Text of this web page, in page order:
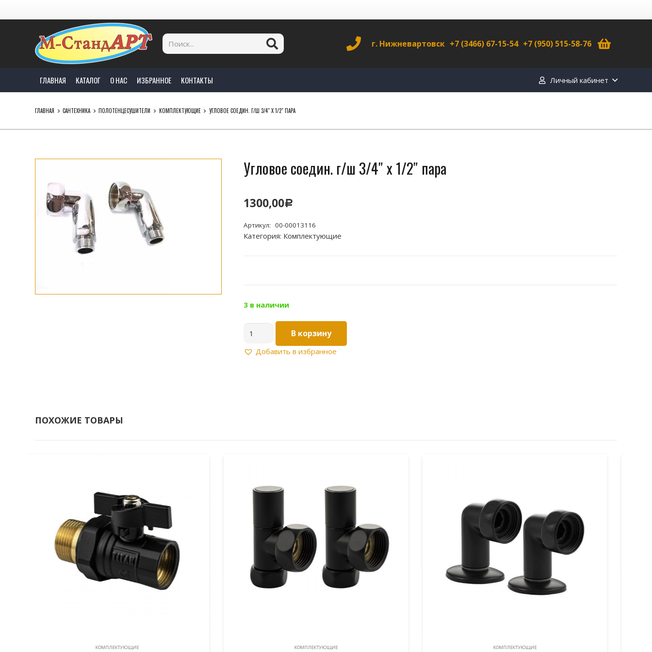
г. Нижневартовск +7 (3466) 67-15-54 +7 (950) 515-58-76
ГЛАВНАЯ КАТАЛОГ О НАС ИЗБРАННОЕ КОНТАКТЫ Личный кабинет
ГЛАВНАЯ САНТЕХНИКА ПОЛОТЕНЦЕСУШИТЕЛИ КОМПЛЕКТУЮЩИЕ УГЛОВОЕ СОЕДИН. Г/Ш 3/4″ Х 1/2″ ПАРА
Угловое соедин. г/ш 3/4″ х 1/2″ пара
1300,00Р
Артикул: 00-00013116
Категория: Комплектующие
3 в наличии
товара
Угловое
В корзину
Добавить в избранное
ПОХОЖИЕ ТОВАРЫ
КОМПЛЕКТУЮЩИЕ КОМПЛЕКТУЮЩИЕ КОМПЛЕКТУЮЩИЕ